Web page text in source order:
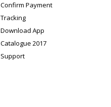
Confirm Payment
Tracking
Download App
Catalogue 2017
Support